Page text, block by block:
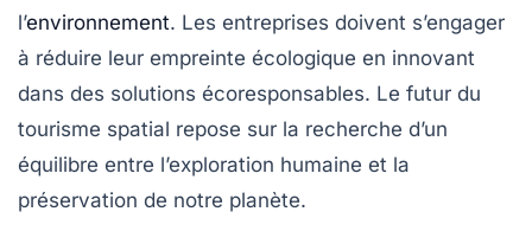
l’environnement. Les entreprises doivent s’engager
à réduire leur empreinte écologique en innovant
dans des solutions écoresponsables. Le futur du
tourisme spatial repose sur la recherche d’un
équilibre entre l’exploration humaine et la
préservation de notre planète.